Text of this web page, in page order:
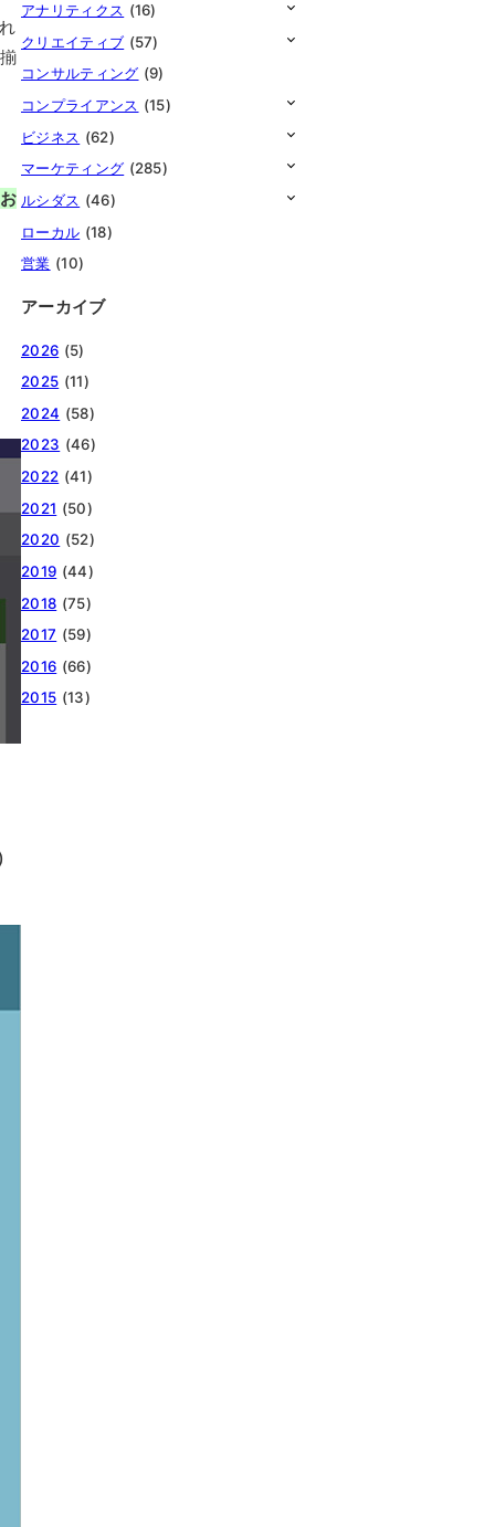
アナリティクス (16)
クリエイティブ (57)
コンサルティング (9)
コンプライアンス (15)
ビジネス (62)
マーケティング (285)
ルシダス (46)
ローカル (18)
営業 (10)
アーカイブ
2026 (5)
2025 (11)
2024 (58)
2023 (46)
2022 (41)
2021 (50)
2020 (52)
2019 (44)
2018 (75)
2017 (59)
2016 (66)
2015 (13)